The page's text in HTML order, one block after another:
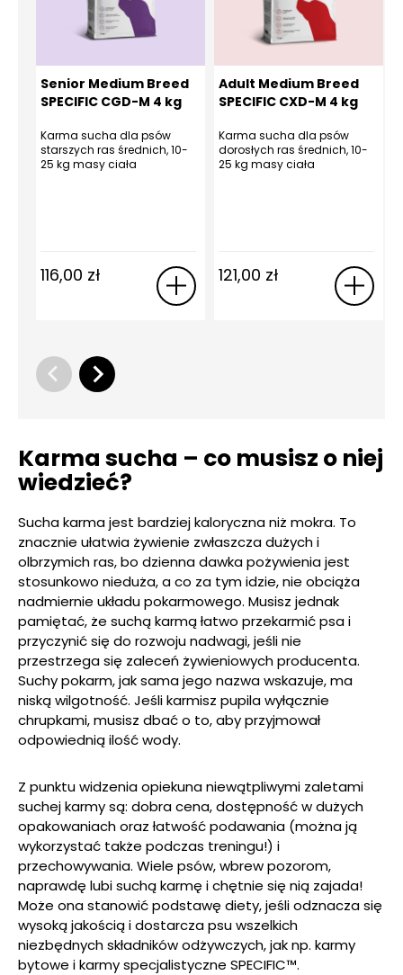
Senior Medium Breed
SPECIFIC CGD-M 4 kg
Karma sucha dla psów
starszych ras średnich, 10-
25 kg masy ciała
116,00 zł
Adult Medium Breed
SPECIFIC CXD-M 4 kg
Karma sucha dla psów
dorosłych ras średnich, 10-
25 kg masy ciała
121,00 zł
Karma sucha – co musisz o niej
wiedzieć?
Sucha karma jest bardziej kaloryczna niż mokra. To
znacznie ułatwia żywienie zwłaszcza dużych i
olbrzymich ras, bo dzienna dawka pożywienia jest
stosunkowo nieduża, a co za tym idzie, nie obciąża
nadmiernie układu pokarmowego. Musisz jednak
pamiętać, że suchą karmą łatwo przekarmić psa i
przyczynić się do rozwoju nadwagi, jeśli nie
przestrzega się zaleceń żywieniowych producenta.
Suchy pokarm, jak sama jego nazwa wskazuje, ma
niską wilgotność. Jeśli karmisz pupila wyłącznie
chrupkami, musisz dbać o to, aby przyjmował
odpowiednią ilość wody.
Z punktu widzenia opiekuna niewątpliwymi zaletami
suchej karmy są: dobra cena, dostępność w dużych
opakowaniach oraz łatwość podawania (można ją
wykorzystać także podczas treningu!) i
przechowywania. Wiele psów, wbrew pozorom,
naprawdę lubi suchą karmę i chętnie się nią zajada!
Może ona stanowić podstawę diety, jeśli odznacza się
wysoką jakością i dostarcza psu wszelkich
niezbędnych składników odżywczych, jak np. karmy
bytowe i karmy specjalistyczne SPECIFIC™.